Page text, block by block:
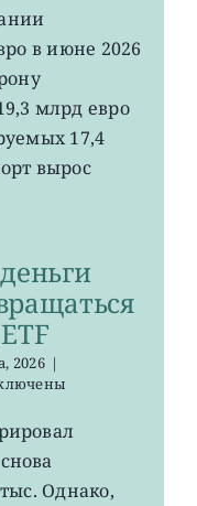
в июне 2026
млрд евро
17,4
вырос
2026 |
Однако,